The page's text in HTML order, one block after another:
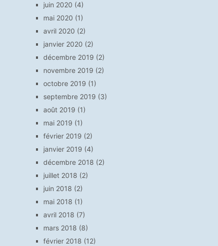
juin 2020 (4)
mai 2020 (1)
avril 2020 (2)
janvier 2020 (2)
décembre 2019 (2)
novembre 2019 (2)
octobre 2019 (1)
septembre 2019 (3)
août 2019 (1)
mai 2019 (1)
février 2019 (2)
janvier 2019 (4)
décembre 2018 (2)
juillet 2018 (2)
juin 2018 (2)
mai 2018 (1)
avril 2018 (7)
mars 2018 (8)
février 2018 (12)